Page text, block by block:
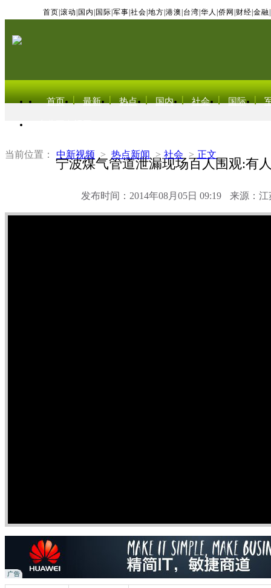
首页 滚动 国内 国际 军事 社会 地方 港澳 台湾 华人 侨网 财经 金融
首页 最新 热点 国内 社会 国际
当前位置： 中新视频 > 热点新闻 > 社会 > 正文
宁波煤气管道泄漏现场百人围观:有
发布时间：2014年08月05日 09:19 来源：江